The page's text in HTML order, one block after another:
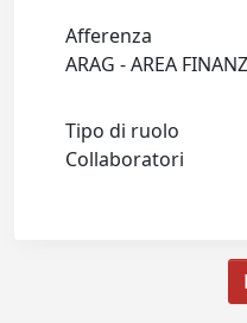
Afferenza
ARAG - AREA
Tipo di ruolo
Collaboratori